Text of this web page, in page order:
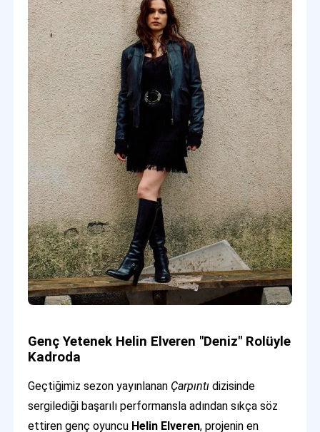
Genç Yetenek Helin Elveren "Deniz" Rolüyle
Kadroda
Geçtiğimiz sezon yayınlanan Çarpıntı dizisinde
sergilediği başarılı performansla adından sıkça söz
ettiren genç oyuncu Helin Elveren, projenin en